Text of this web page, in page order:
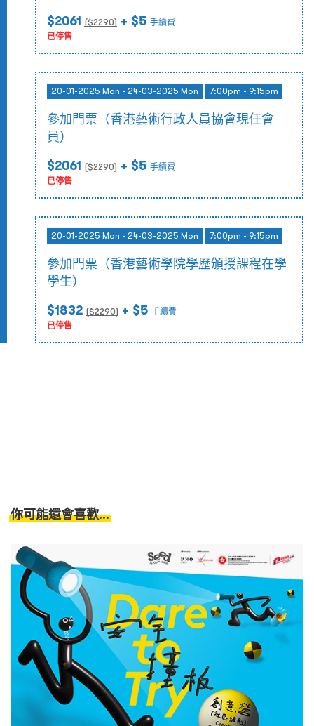
$2061 ($2290) + $5 手續費
已停售
20-01-2025 Mon - 24-03-2025 Mon 7:00pm - 9:15pm
參加門票（香港藝術行政人員協會現任會
員）
$2061 ($2290) + $5 手續費
已停售
20-01-2025 Mon - 24-03-2025 Mon 7:00pm - 9:15pm
參加門票（香港藝術學院學歷頒授課程在學
學生）
$1832 ($2290) + $5 手續費
已停售
你可能還會喜歡...